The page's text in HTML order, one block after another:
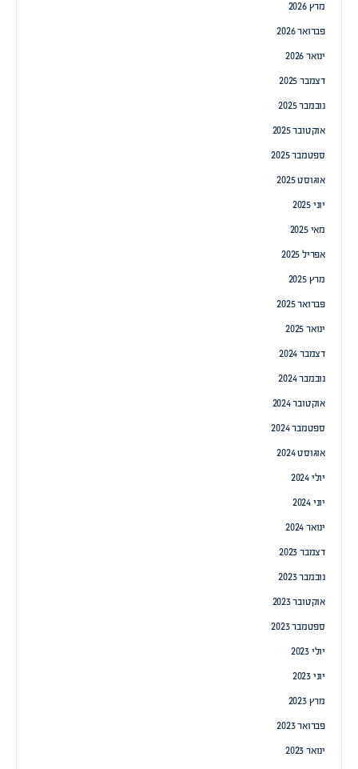
מרץ 2026
פברואר 2026
ינואר 2026
דצמבר 2025
נובמבר 2025
אוקטובר 2025
ספטמבר 2025
אוגוסט 2025
יוני 2025
מאי 2025
אפריל 2025
מרץ 2025
פברואר 2025
ינואר 2025
דצמבר 2024
נובמבר 2024
אוקטובר 2024
ספטמבר 2024
אוגוסט 2024
יולי 2024
יוני 2024
ינואר 2024
דצמבר 2023
נובמבר 2023
אוקטובר 2023
ספטמבר 2023
יולי 2023
יוני 2023
מרץ 2023
פברואר 2023
ינואר 2023